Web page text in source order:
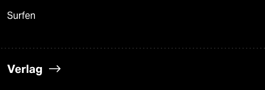
Surfen
Verlag